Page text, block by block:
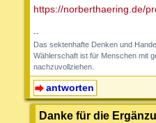
https://norberthaering.de/
--
Das sektenhafte Denken und
Wählerschaft ist für Menschen mit
nachzuvollziehen.
antworten
Danke für die